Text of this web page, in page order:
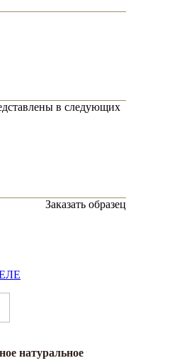
в следующих
Заказать образец
натуральное